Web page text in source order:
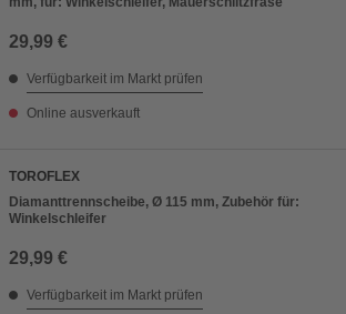
29,99 €
Verfügbarkeit im Markt prüfen
Online ausverkauft
TOROFLEX
Diamanttrennscheibe, Ø 115 mm, Zubehör für:
Winkelschleifer
29,99 €
Verfügbarkeit im Markt prüfen